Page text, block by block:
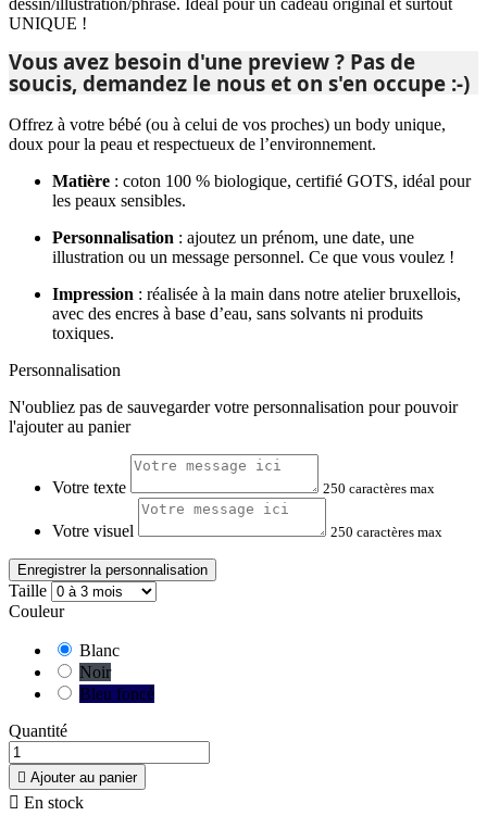
dessin/illustration/phrase. Idéal pour un cadeau original et surtout
UNIQUE !
Vous avez besoin d'une preview ? Pas de
soucis, demandez le nous et on s'en occupe :-)
Offrez à votre bébé (ou à celui de vos proches) un body unique,
doux pour la peau et respectueux de l’environnement.
Matière : coton 100 % biologique, certifié GOTS, idéal pour
les peaux sensibles.
Personnalisation : ajoutez un prénom, une date, une
illustration ou un message personnel. Ce que vous voulez !
Impression : réalisée à la main dans notre atelier bruxellois,
avec des encres à base d’eau, sans solvants ni produits
toxiques.
Personnalisation
N'oubliez pas de sauvegarder votre personnalisation pour pouvoir
l'ajouter au panier
Votre texte 250 caractères max
Votre visuel 250 caractères max
Enregistrer la personnalisation
Taille
Couleur
Blanc
Noir
Bleu foncé
Quantité
 Ajouter au panier
 En stock